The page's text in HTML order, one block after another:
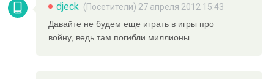
djeck (Посетители) 27 апреля 2012 15:43
Давайте не будем еще играть в игры про
войну, ведь там погибли миллионы.